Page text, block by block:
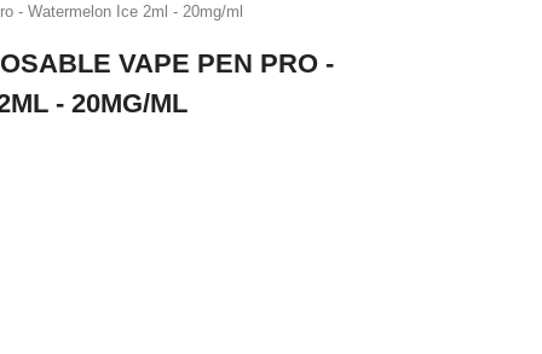
- Watermelon Ice 2ml - 20mg/ml
VAPE PEN PRO -
- 20MG/ML